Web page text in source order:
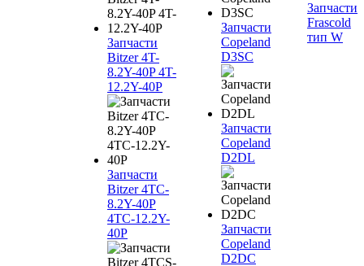
Запчасти
Bitzer 4T-
8.2Y-40P 4T-
12.2Y-40P
Запчасти
Bitzer 4TC-
8.2Y-40P
4TC-12.2Y-
40P
Запчасти
Copeland
D3SC
Запчасти
Copeland
D2DL
Запчасти
Copeland
D2DC
Запчасти
Frascold
тип W